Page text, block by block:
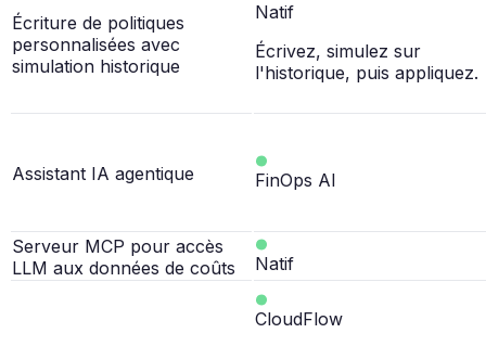
Écriture de politiques
personnalisées avec
simulation historique
Natif
Écrivez, simulez sur
l'historique, puis appliquez.
Assistant IA agentique FinOps AI
Serveur MCP pour accès
LLM aux données de coûts
Natif
CloudFlow